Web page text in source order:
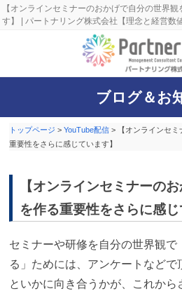
【オンラインセミナーのおかげで自分の世界
す】 | パートナリング株式会社【理念と経営数
ブログ＆お
トップページ >YouTube配信 >
【オンラインセ
重要性をさらに感じています】
【オンラインセミナーの
を作る重要性をさらに感じ
セミナーや研修を自分の世界観で
る」ためには、アンケートなど
といかに向き合うかが、これから